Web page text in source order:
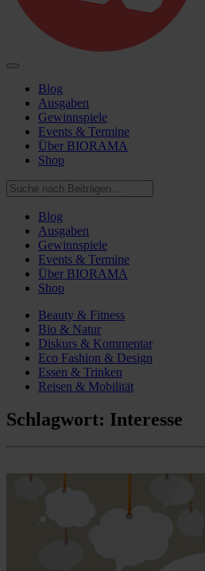
Blog
Ausgaben
Gewinnspiele
Events & Termine
Über BIORAMA
Shop
Blog
Ausgaben
Gewinnspiele
Events & Termine
Über BIORAMA
Shop
Beauty & Fitness
Bio & Natur
Diskurs & Kommentar
Eco Fashion & Design
Essen & Trinken
Reisen & Mobilität
Schlagwort: Interesse